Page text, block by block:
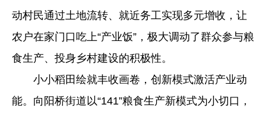
动村民通过土地流转、就近务工实现多元增收，让
农户在家门口吃上“产业饭”，极大调动了群众参与粮
食生产、投身乡村建设的积极性。
小小稻田绘就丰收画卷，创新模式激活产业动
能。向阳桥街道以“141”粮食生产新模式为小切口，